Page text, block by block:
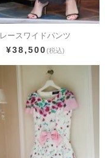
レースワイドパンツ
¥38,500(税込)